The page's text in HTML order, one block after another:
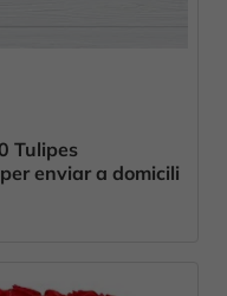
Tulipes
enviar a domicili